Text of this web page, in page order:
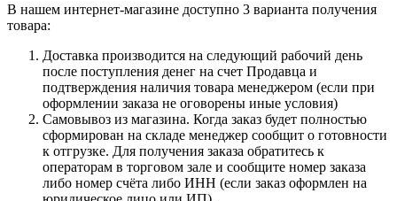
В нашем интернет-магазине доступно 3 варианта получения
товара:
Доставка производится на следующий рабочий день
после поступления денег на счет Продавца и
подтверждения наличия товара менеджером (если при
оформлении заказа не оговорены иные условия)
Самовывоз из магазина. Когда заказ будет полностью
сформирован на складе менеджер сообщит о готовности
к отгрузке. Для получения заказа обратитесь к
операторам в торговом зале и сообщите номер заказа
либо номер счёта либо ИНН (если заказ оформлен на